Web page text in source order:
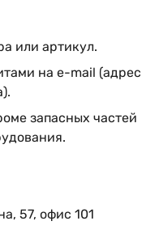
или артикул.
на e-mail (адрес
запасных частей
57, офис 101